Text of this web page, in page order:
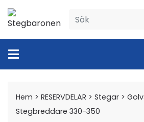
Hem > RESERVDELAR > Stegar >
Stegbreddare 330-350